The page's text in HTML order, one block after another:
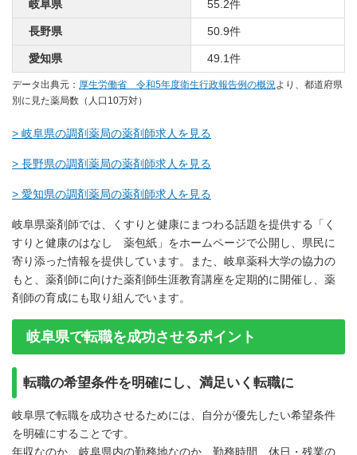
岐阜県 55.2件
長野県 50.9件
愛知県 49.1件
データ出典元： 厚生労働省 令和5年度衛生行政報告例の概況より、都道府県
別に見た薬局数（人口10万対）
> 岐阜県の調剤薬局の薬剤師求人を見る
> 長野県の調剤薬局の薬剤師求人を見る
> 愛知県の調剤薬局の薬剤師求人を見る
岐阜県薬剤師では、くすりと健康にまつわる話題を提供する「く
すりと健康のはなし 薬包紙」をホームページで公開し、県民に
寄り添った情報を提供しています。また、岐阜薬科大学の協力の
もと、薬剤師に向けた薬剤師生涯教育講座を定期的に開催し、薬
剤師の育成にも取り組んでいます。
岐阜県で転職を成功させるポイント
転職の希望条件を明確にし、満足いく転職に
岐阜県で転職を成功させるためには、自分が優先したい希望条件
を明確にすることです。
年収なのか、岐阜県内の勤務地なのか、勤務時間、休日・残業の